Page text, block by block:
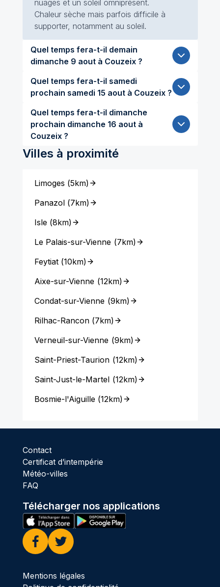
nuages et un soleil omniprésent.
Chaleur sèche mais parfois difficile à
supporter, notamment au soleil.
Quel temps fera-t-il demain
dimanche 9 aout à Couzeix ?
Quel temps fera-t-il samedi
prochain samedi 15 aout à Couzeix ?
Quel temps fera-t-il dimanche
prochain dimanche 16 aout à
Couzeix ?
Villes à proximité
Limoges (5km)
Panazol(7km)
Isle(8km)
Le Palais-sur-Vienne (7km)
Feytiat(10km)
Aixe-sur-Vienne (12km)
Condat-sur-Vienne (9km)
Rilhac-Rancon(7km)
Verneuil-sur-Vienne (9km)
Saint-Priest-Taurion (12km)
Saint-Just-le-Martel (12km)
Bosmie-l'Aiguille(12km)
Contact
Certificat d’intempérie
Météo-villes
FAQ
Télécharger nos applications
Facebook
Twitter
Mentions légales